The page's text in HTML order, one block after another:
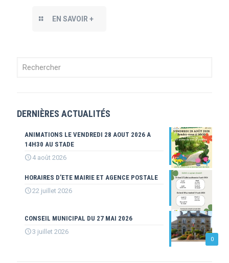
EN SAVOIR +
DERNIÈRES ACTUALITÉS
ANIMATIONS LE VENDREDI 28 AOUT 2026 A
14H30 AU STADE
4 août 2026
HORAIRES D’ETE MAIRIE ET AGENCE POSTALE
22 juillet 2026
0
CONSEIL MUNICIPAL DU 27 MAI 2026
3 juillet 2026